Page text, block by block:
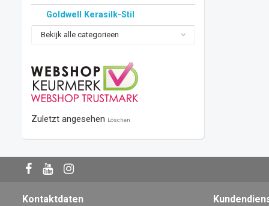
Goldwell Kerasilk-Stil
Bekijk alle categorieen
Zuletzt angesehen Löschen
Kontaktdaten